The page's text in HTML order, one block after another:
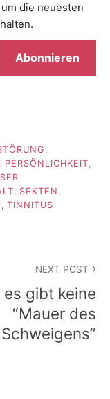
die neuesten
Abonnieren
,
PERSÖNLICHKEIT,
, SEKTEN ,
, TINNITUS
NEXT POST
es gibt keine
“Mauer des
Schweigens”